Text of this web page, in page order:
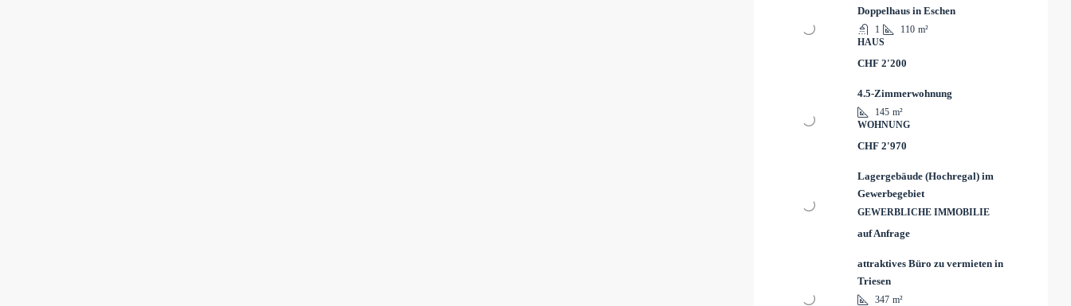
Doppelhaus in Eschen
1 110 m²
HAUS
CHF 2'200
4.5-Zimmerwohnung
145 m²
WOHNUNG
CHF 2'970
Lagergebäude (Hochregal) im
Gewerbegebiet
GEWERBLICHE IMMOBILIE
auf Anfrage
attraktives Büro zu vermieten in
Triesen
347 m²